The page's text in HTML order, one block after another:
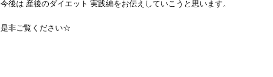
今後は 産後のダイエット 実践編をお伝えしていこうと思います。
是非ご覧ください☆